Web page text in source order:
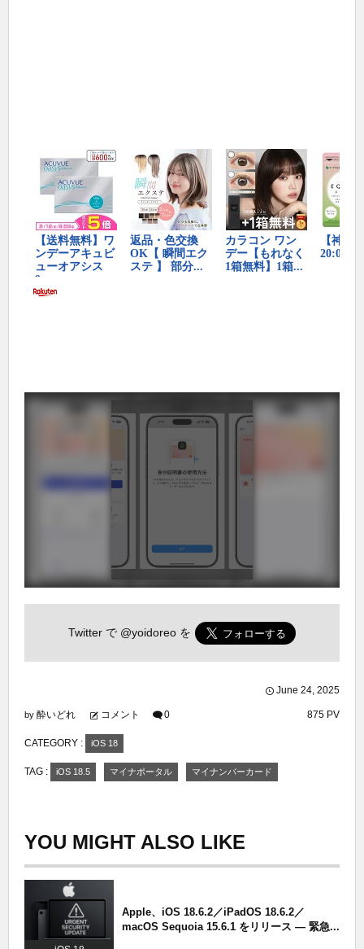
Twitter で @yoidoreo を
June 24, 2025
by 酔いどれ コメント 0 875 PV
CATEGORY : iOS 18
TAG : iOS 18.5 マイナポータル マイナンバーカード
YOU MIGHT ALSO LIKE
Apple、iOS 18.6.2／iPadOS 18.6.2／
macOS Sequoia 15.6.1 をリリース — 緊急...